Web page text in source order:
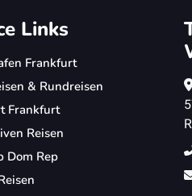
Links
Frankfurt
& Rundreisen
Frankfurt
Reisen
Dom Rep